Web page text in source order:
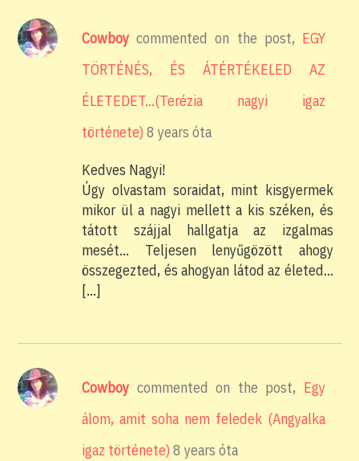
Cowboy commented on the post, EGY
TÖRTÉNÉS, ÉS ÁTÉRTÉKELED AZ
ÉLETEDET…(Terézia nagyi igaz
története) 8 years óta
Kedves Nagyi!
Úgy olvastam soraidat, mint kisgyermek
mikor ül a nagyi mellett a kis széken, és
tátott szájjal hallgatja az izgalmas
mesét… Teljesen lenyűgözött ahogy
összegezted, és ahogyan látod az életed…
[…]
Cowboy commented on the post, Egy
álom, amit soha nem feledek (Angyalka
igaz története) 8 years óta